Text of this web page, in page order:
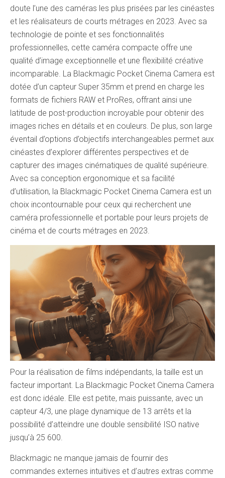
doute l’une des caméras les plus prisées par les cinéastes
et les réalisateurs de courts métrages en 2023. Avec sa
technologie de pointe et ses fonctionnalités
professionnelles, cette caméra compacte offre une
qualité d’image exceptionnelle et une flexibilité créative
incomparable. La Blackmagic Pocket Cinema Camera est
dotée d’un capteur Super 35mm et prend en charge les
formats de fichiers RAW et ProRes, offrant ainsi une
latitude de post-production incroyable pour obtenir des
images riches en détails et en couleurs. De plus, son large
éventail d’options d’objectifs interchangeables permet aux
cinéastes d’explorer différentes perspectives et de
capturer des images cinématiques de qualité supérieure.
Avec sa conception ergonomique et sa facilité
d’utilisation, la Blackmagic Pocket Cinema Camera est un
choix incontournable pour ceux qui recherchent une
caméra professionnelle et portable pour leurs projets de
cinéma et de courts métrages en 2023.
Pour la réalisation de films indépendants, la taille est un
facteur important. La Blackmagic Pocket Cinema Camera
est donc idéale. Elle est petite, mais puissante, avec un
capteur 4/3, une plage dynamique de 13 arrêts et la
possibilité d’atteindre une double sensibilité ISO native
jusqu’à 25 600.
Blackmagic ne manque jamais de fournir des
commandes externes intuitives et d’autres extras comme